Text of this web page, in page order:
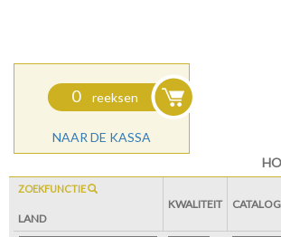
0 reeksen
NAAR DE KASSA
ZOEKFUNCTIE
LAND
KWALITEIT